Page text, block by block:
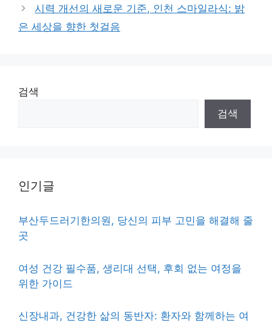
시력 개선의 새로운 기준, 인천 스마일라식: 밝
은 세상을 향한 첫걸음
검색
검색
인기글
부산두드러기한의원, 당신의 피부 고민을 해결해 줄
곳
여성 건강 필수품, 생리대 선택, 후회 없는 여정을
위한 가이드
신장내과, 건강한 삶의 동반자: 환자와 함께하는 여